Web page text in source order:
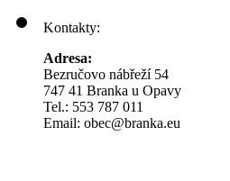
Kontakty:
Adresa:
Bezručovo nábřeží 54
747 41 Branka u Opavy
Tel.: 553 787 011
Email: obec@branka.eu